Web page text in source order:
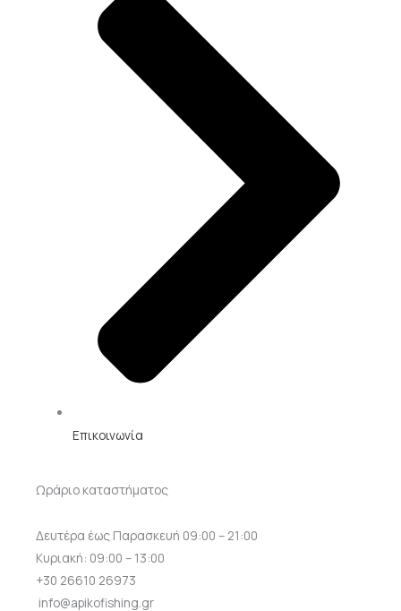
Επικοινωνία
Ωράριο καταστήματος
Δευτέρα έως Παρασκευή 09:00 – 21:00
Κυριακή: 09:00 – 13:00
+30 26610 26973
info@apikofishing.gr